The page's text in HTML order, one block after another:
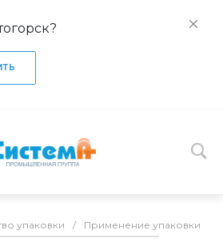
упаковки / Применение упаковки